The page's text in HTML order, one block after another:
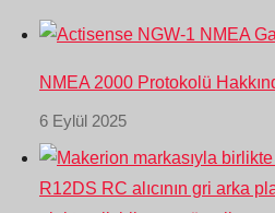
NMEA 2000 Protokolü
6 Eylül 2025